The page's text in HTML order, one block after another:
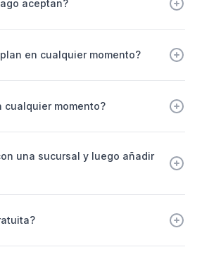
aceptan?
en cualquier momento?
cualquier momento?
una sucursal y luego añadir